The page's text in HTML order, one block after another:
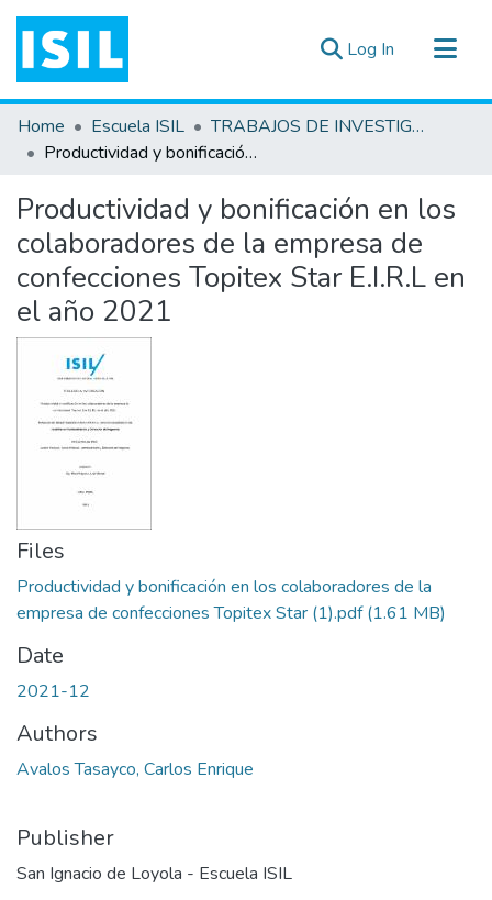
Log In (current)
All of DSpace
Statistics
Documentos ▾
Home Escuela ISIL
TRABAJOS DE INVESTIGACIÓN
Productividad y bonificación en los colaboradores de la empresa de confecciones Topitex Star E.I.R.L en el año 2021
Productividad y bonificación en los
colaboradores de la empresa de
confecciones Topitex Star E.I.R.L en
el año 2021
Files
Productividad y bonificación en los colaboradores de la
empresa de confecciones Topitex Star (1).pdf(1.61 MB)
Date
2021-12
Authors
Avalos Tasayco, Carlos Enrique
Publisher
San Ignacio de Loyola - Escuela ISIL